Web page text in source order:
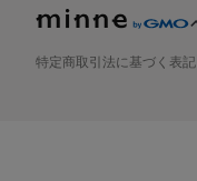
特定商取引法に基づく表記